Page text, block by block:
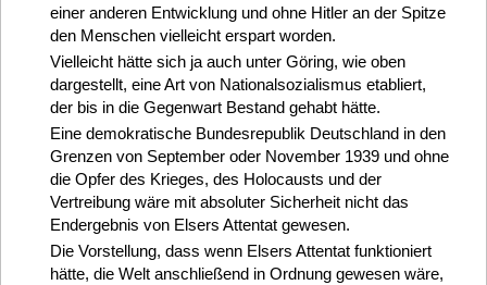
einer anderen Entwicklung und ohne Hitler an der Spitze
den Menschen vielleicht erspart worden.
Vielleicht hätte sich ja auch unter Göring, wie oben
dargestellt, eine Art von Nationalsozialismus etabliert,
der bis in die Gegenwart Bestand gehabt hätte.
Eine demokratische Bundesrepublik Deutschland in den
Grenzen von September oder November 1939 und ohne
die Opfer des Krieges, des Holocausts und der
Vertreibung wäre mit absoluter Sicherheit nicht das
Endergebnis von Elsers Attentat gewesen.
Die Vorstellung, dass wenn Elsers Attentat funktioniert
hätte, die Welt anschließend in Ordnung gewesen wäre,